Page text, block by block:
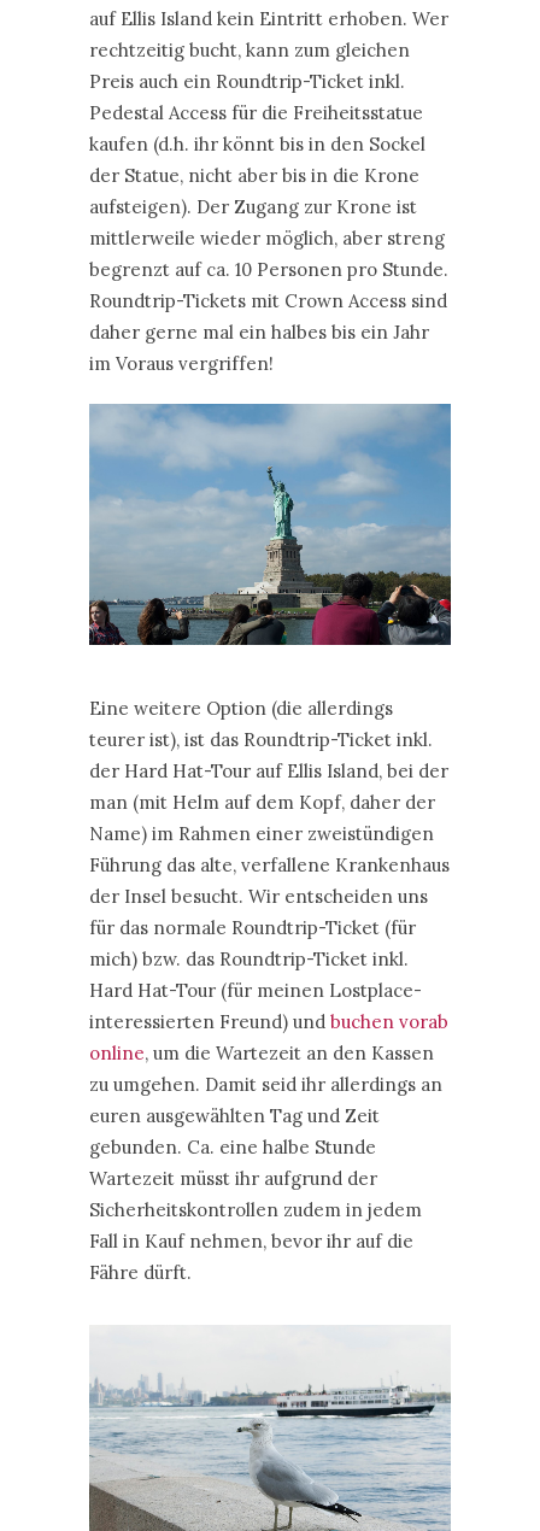
auf Ellis Island kein Eintritt erhoben. Wer
rechtzeitig bucht, kann zum gleichen
Preis auch ein Roundtrip-Ticket inkl.
Pedestal Access für die Freiheitsstatue
kaufen (d.h. ihr könnt bis in den Sockel
der Statue, nicht aber bis in die Krone
aufsteigen). Der Zugang zur Krone ist
mittlerweile wieder möglich, aber streng
begrenzt auf ca. 10 Personen pro Stunde.
Roundtrip-Tickets mit Crown Access sind
daher gerne mal ein halbes bis ein Jahr
im Voraus vergriffen!
Eine weitere Option (die allerdings
teurer ist), ist das Roundtrip-Ticket inkl.
der Hard Hat-Tour auf Ellis Island, bei der
man (mit Helm auf dem Kopf, daher der
Name) im Rahmen einer zweistündigen
Führung das alte, verfallene Krankenhaus
der Insel besucht. Wir entscheiden uns
für das normale Roundtrip-Ticket (für
mich) bzw. das Roundtrip-Ticket inkl.
Hard Hat-Tour (für meinen Lostplace-
interessierten Freund) und buchen vorab
online, um die Wartezeit an den Kassen
zu umgehen. Damit seid ihr allerdings an
euren ausgewählten Tag und Zeit
gebunden. Ca. eine halbe Stunde
Wartezeit müsst ihr aufgrund der
Sicherheitskontrollen zudem in jedem
Fall in Kauf nehmen, bevor ihr auf die
Fähre dürft.